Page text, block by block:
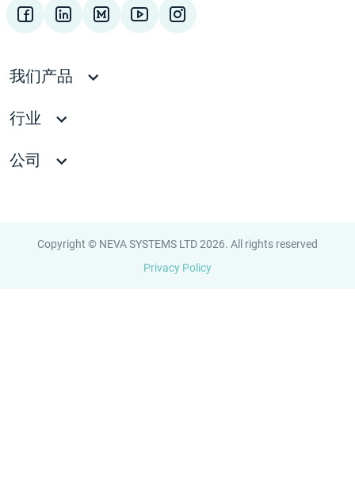
我们产品
行业
公司
Copyright © NEVA SYSTEMS LTD 2026. All rights reserved
Privacy Policy